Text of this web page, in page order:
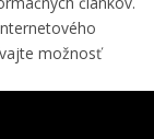
možnosť